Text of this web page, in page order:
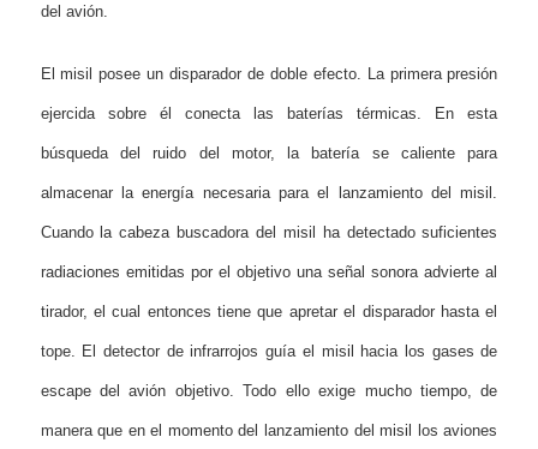
del avión.
El misil posee un disparador de doble efecto. La primera presión
ejercida sobre él conecta las baterías térmicas. En esta
búsqueda del ruido del motor, la batería se caliente para
almacenar la energía necesaria para el lanzamiento del misil.
Cuando la cabeza buscadora del misil ha detectado suficientes
radiaciones emitidas por el objetivo una señal sonora advierte al
tirador, el cual entonces tiene que apretar el disparador hasta el
tope. El detector de infrarrojos guía el misil hacia los gases de
escape del avión objetivo. Todo ello exige mucho tiempo, de
manera que en el momento del lanzamiento del misil los aviones